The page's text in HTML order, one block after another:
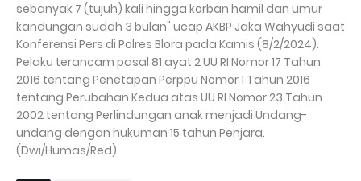
sebanyak 7 (tujuh) kali hingga korban hamil dan umur
kandungan sudah 3 bulan" ucap AKBP Jaka Wahyudi saat
Konferensi Pers di Polres Blora pada Kamis (8/2/2024).
Pelaku terancam pasal 81 ayat 2 UU RI Nomor 17 Tahun
2016 tentang Penetapan Perppu Nomor 1 Tahun 2016
tentang Perubahan Kedua atas UU RI Nomor 23 Tahun
2002 tentang Perlindungan anak menjadi Undang-
undang dengan hukuman 15 tahun Penjara.
(Dwi/Humas/Red)